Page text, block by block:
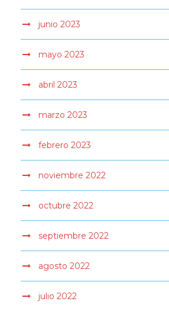
junio 2023
mayo 2023
abril 2023
marzo 2023
febrero 2023
noviembre 2022
octubre 2022
septiembre 2022
agosto 2022
julio 2022